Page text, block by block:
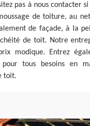
pas à nous contacter si
de toiture, au
de façade, à la
de toit. Notre
modique. Entrez
tous besoins en
toit.